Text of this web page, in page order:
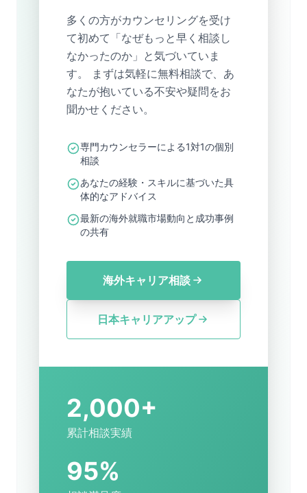
多くの方がカウンセリングを受け
て初めて「なぜもっと早く相談し
なかったのか」と気づいていま
す。 まずは気軽に無料相談で、あ
なたが抱いている不安や疑問をお
聞かせください。
専門カウンセラーによる1対1の個別
相談
あなたの経験・スキルに基づいた具
体的なアドバイス
最新の海外就職市場動向と成功事例
の共有
海外キャリア相談
日本キャリアアップ
2,000+
累計相談実績
95%